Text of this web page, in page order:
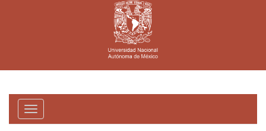
Toggle
navigation